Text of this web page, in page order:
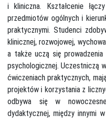
i kliniczna. Kształcenie
przedmiotów ogólnych i
praktycznymi. Studenci
klinicznej, rozwojowej,
a także uczą się prowadzenia
psychologicznej. Uczestniczą
ćwiczeniach praktycznych,
projektów i korzystania z
odbywa się w
dydaktycznej, między innymi